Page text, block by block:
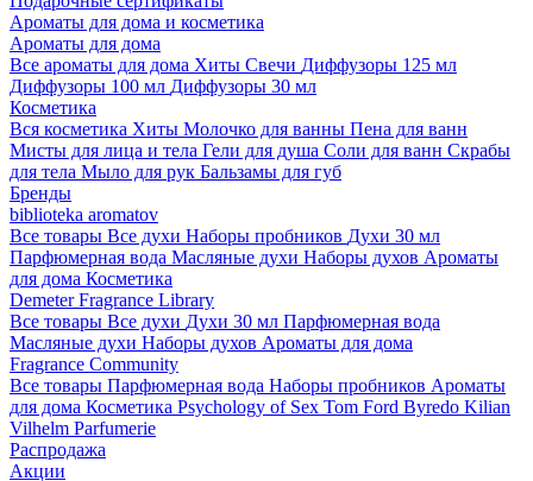
Ароматы для дома и косметика
Ароматы для дома
Все ароматы для дома Хиты Свечи Диффузоры 125 мл
Диффузоры 100 мл Диффузоры 30 мл
Косметика
Вся косметика Хиты Молочко для ванны Пена для ванн
Мисты для лица и тела Гели для душа Соли для ванн Скрабы
для тела Мыло для рук Бальзамы для губ
Бренды
biblioteka aromatov
Все товары Все духи Наборы пробников Духи 30 мл
Парфюмерная вода Масляные духи Наборы духов Ароматы
для дома Косметика
Demeter Fragrance Library
Все товары Все духи Духи 30 мл Парфюмерная вода
Масляные духи Наборы духов Ароматы для дома
Fragrance Community
Все товары Парфюмерная вода Наборы пробников Ароматы
для дома Косметика Psychology of Sex Tom Ford Byredo Kilian
Vilhelm Parfumerie
Распродажа
Акции